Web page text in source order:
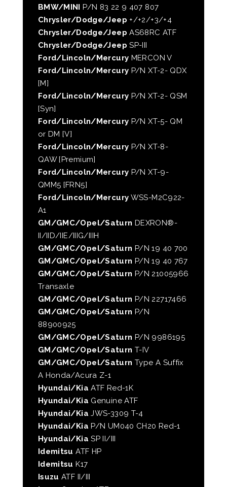
BMW/MINI P/N 83 22 9 407 807
Chrysler/Dodge/Jeep +/+2/+3/+4
Chrysler/Dodge/Jeep AS68RC ATF
Chrysler/Dodge/Jeep SP-III
Ford/Lincoln/Mercury MERCON V
Ford/Lincoln/Mercury P/N XT-2- QDX
[M]
Ford/Lincoln/Mercury P/N XT-2- QSM
[Syn]
Ford/Lincoln/Mercury P/N XT-5- QM
or DM [V]
Ford/Lincoln/Mercury P/N XT-8-
QAW [Premium]
Ford/Lincoln/Mercury P/N XT-9-
QMM5 [FRN5]
Ford/Lincoln/Mercury WSS-M2C922-
A1
GM/GMC/Opel/Saturn DEXRON®-
II/IID/IIE/IIIG/IIIH
GM/GMC/Opel/Saturn P/N 19 40 700
GM/GMC/Opel/Saturn P/N 19 40 767
GM/GMC/Opel/Saturn P/N 21005966
Transaxle
GM/GMC/Opel/Saturn P/N 22717466
GM/GMC/Opel/Saturn P/N
88900925
GM/GMC/Opel/Saturn P/N 9986195
GM/GMC/Opel/Saturn T-IV
GM/GMC/Opel/Saturn Type A Suffix
A Honda/Acura Z-1
Hyundai/KiaATF Red-1K
Hyundai/Kia Genuine ATF
Hyundai/KiaJWS-3309 T-4
Hyundai/KiaP/N UM040 CH20 Red-1
Hyundai/KiaSP II/III
IdemitsuATF HP
Idemitsu K17
IsuzuATF II/III